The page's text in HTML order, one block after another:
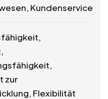
Kundenservice
zur
Flexibilität